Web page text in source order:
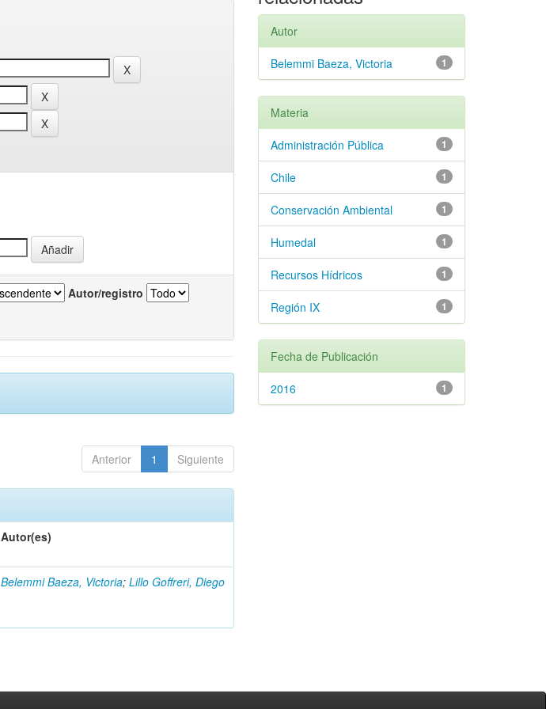
Autor/registro
Anterior 1 Siguiente
Autor(es)
Belemmi Baeza, Victoria; Lillo Goffreri, Diego
Autor
1
Belemmi Baeza, Victoria
Materia
1
Administración Pública
1
Chile
1
Conservación Ambiental
1
Humedal
1
Recursos Hídricos
1
Región IX
Fecha de Publicación
1
2016